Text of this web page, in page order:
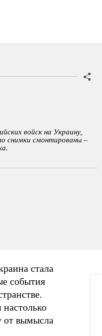
войск на Украину,
снимки смонтированы –
стала
события
от вымысла